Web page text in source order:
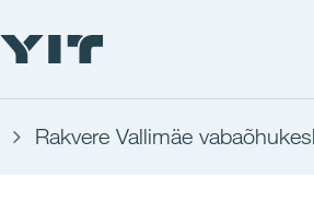
Rakvere Vallimäe